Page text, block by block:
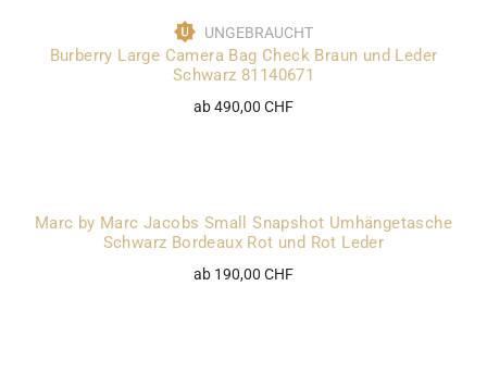
UNGEBRAUCHT
Burberry Large Camera Bag Check Braun und Leder
Schwarz 81140671
ab 490,00 CHF
Marc by Marc Jacobs Small Snapshot Umhängetasche
Schwarz Bordeaux Rot und Rot Leder
ab 190,00 CHF